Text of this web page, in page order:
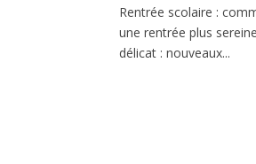
Rentrée scolaire :
une rentrée plus
délicat : nouveaux...